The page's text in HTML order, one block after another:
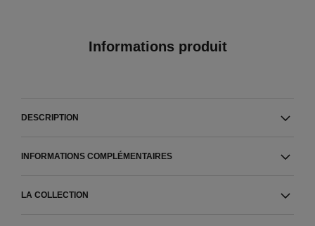
Informations produit
DESCRIPTION
INFORMATIONS COMPLÉMENTAIRES
LA COLLECTION